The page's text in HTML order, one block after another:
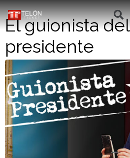
El guionista del
presidente